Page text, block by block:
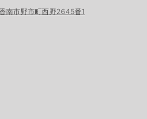
南市野市町西野2645番1